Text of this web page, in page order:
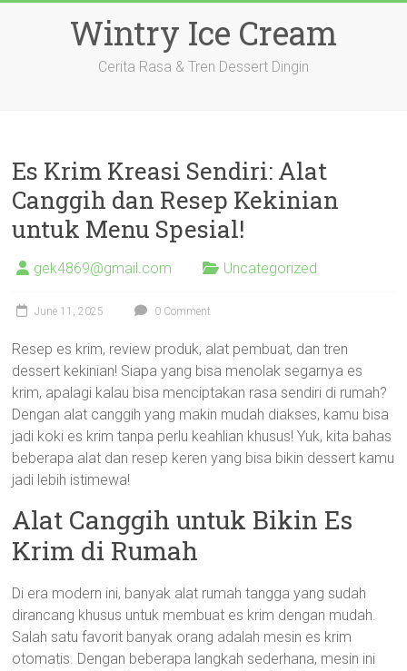
Wintry Ice Cream
Cerita Rasa & Tren Dessert Dingin
Es Krim Kreasi Sendiri: Alat
Canggih dan Resep Kekinian
untuk Menu Spesial!
gek4869@gmail.com Uncategorized
June 11, 2025 0 Comment
Resep es krim, review produk, alat pembuat, dan tren
dessert kekinian! Siapa yang bisa menolak segarnya es
krim, apalagi kalau bisa menciptakan rasa sendiri di rumah?
Dengan alat canggih yang makin mudah diakses, kamu bisa
jadi koki es krim tanpa perlu keahlian khusus! Yuk, kita bahas
beberapa alat dan resep keren yang bisa bikin dessert kamu
jadi lebih istimewa!
Alat Canggih untuk Bikin Es
Krim di Rumah
Di era modern ini, banyak alat rumah tangga yang sudah
dirancang khusus untuk membuat es krim dengan mudah.
Salah satu favorit banyak orang adalah mesin es krim
otomatis. Dengan beberapa langkah sederhana, mesin ini